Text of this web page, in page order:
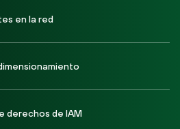
en la red
derechos de IAM